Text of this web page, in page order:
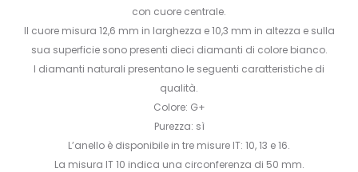
con cuore centrale.
Il cuore misura 12,6 mm in larghezza e 10,3 mm in altezza e sulla
sua superficie sono presenti dieci diamanti di colore bianco.
I diamanti naturali presentano le seguenti caratteristiche di
qualità.
Colore: G+
Purezza: sì
L’anello è disponibile in tre misure IT: 10, 13 e 16.
La misura IT 10 indica una circonferenza di 50 mm.